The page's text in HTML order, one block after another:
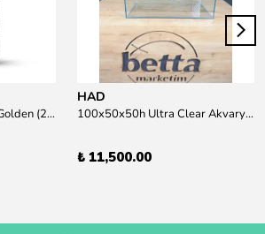
"MasterLine All In One Golden (200 ml) Daha yüksek zorluk derecesine sahip bitkiler için Özel formül Tam Besin "
HAD
100x50x50h Ultra Clear Akvaryum 10mm 90derece Birleşim /Sadece Otobüs Kargosu ile Gönderim Yapılır !
₺ 11,500.00